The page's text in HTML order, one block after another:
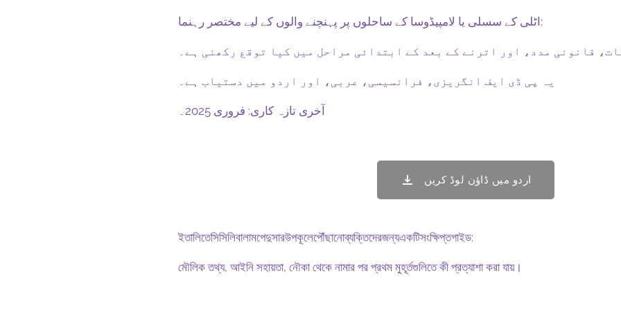
اٹلی کے سسلی یا لامپیڈوسا کے ساحلوں پر پہنچنے والوں کے لیے مختصر رہنما:
قانونی مدد، اور اترنے کے بعد کے ابتدائی مراحل میں کیا توقع رکھنی ہے۔
یہ پی ڈی ایف انگریزی، فرانسیسی، عربی، اور اردو میں دستیاب ہے۔
آخری تازہ کاری: فروری 2025۔
اردو میں ڈاؤن لوڈ کریں
ইতালিতেসিসিলিবালামপেদুসারউপকূলেপৌঁছানোব্যক্তিদেরজন্যএকটিসংক্ষিপ্তগাইড:
মৌলিক তথ্য, আইনি সহায়তা, নৌকা থেকে নামার পর প্রথম মুহূর্তগুলিতে কী প্রত্যাশা করা যায়।